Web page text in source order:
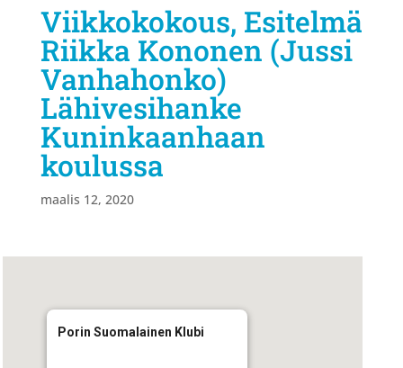
Viikkokokous, Esitelmä
Riikka Kononen (Jussi
Vanhahonko)
Lähivesihanke
Kuninkaanhaan
koulussa
maalis 12, 2020
Porin Suomalainen Klubi